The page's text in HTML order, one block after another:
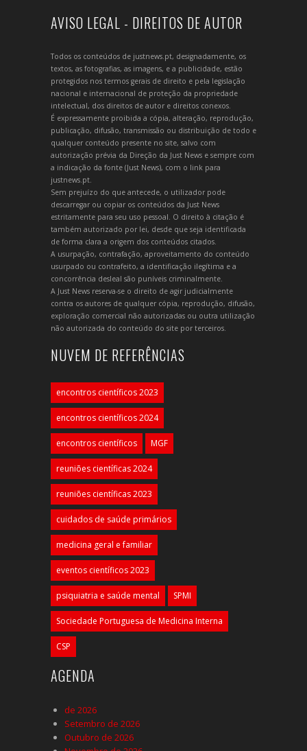
AVISO LEGAL - DIREITOS DE AUTOR
Todos os conteúdos de justnews.pt, designadamente, os
textos, as fotografias, as imagens, e a publicidade, estão
protegidos nos termos gerais de direito e pela legislação
nacional e internacional de proteção da propriedade
intelectual, dos direitos de autor e direitos conexos.
É expressamente proibida a cópia, alteração, reprodução,
publicação, difusão, transmissão ou distribuição de todo e
qualquer conteúdo presente no site, salvo com
autorização prévia da Direção da Just News e sempre com
a indicação da fonte (Just News), com o link para
justnews.pt.
Sem prejuízo do que antecede, o utilizador pode
descarregar ou copiar os conteúdos da Just News
estritamente para seu uso pessoal. O direito à citação é
também autorizado por lei, desde que seja identificada
de forma clara a origem dos conteúdos citados.
A usurpação, contrafação, aproveitamento do conteúdo
usurpado ou contrafeito, a identificação ilegítima e a
concorrência desleal são puníveis criminalmente.
A Just News reserva-se o direito de agir judicialmente
contra os autores de qualquer cópia, reprodução, difusão,
exploração comercial não autorizadas ou outra utilização
não autorizada do conteúdo do site por terceiros.
NUVEM DE REFERÊNCIAS
encontros científicos 2023
encontros científicos 2024
encontros científicos MGF
reuniões científicas 2024
reuniões científicas 2023
cuidados de saúde primários
medicina geral e familiar
eventos científicos 2023
psiquiatria e saúde mental SPMI
Sociedade Portuguesa de Medicina Interna
CSP
AGENDA
de 2026
Setembro de 2026
Outubro de 2026